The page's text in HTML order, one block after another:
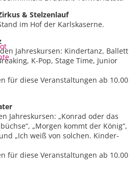
& Stelzenlauf
im Hof der Karlskaserne.
Jahreskursen: Kindertanz, Ballett
K-Pop, Stage Time, Junior
für diese Veranstaltungen ab 10.00
Jahreskursen: „Konrad oder das
„Morgen kommt der König“,
„Ich weiß von solchen. Kinder-
für diese Veranstaltungen ab 10.00